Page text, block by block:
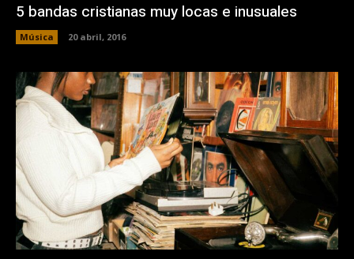
5 bandas cristianas muy locas e inusuales
Música 20 abril, 2016